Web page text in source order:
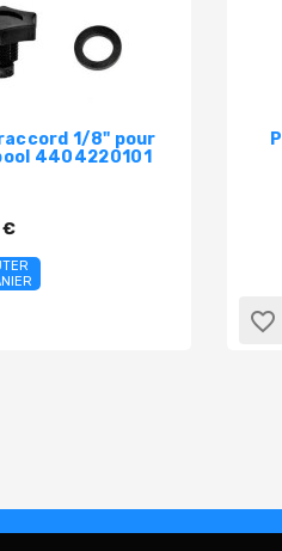
1/8" pour
4404220101
€
favorite_border